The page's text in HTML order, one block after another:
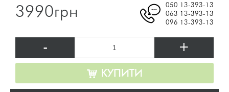
050 13-393-13
063 13-393-13
096 13-393-13
3990грн
- +
КУПИТИ